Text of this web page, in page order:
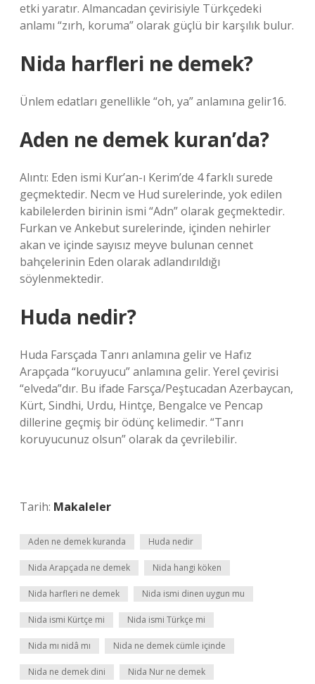
etki yaratır. Almancadan çevirisiyle Türkçedeki
anlamı “zırh, koruma” olarak güçlü bir karşılık bulur.
Nida harfleri ne demek?
Ünlem edatları genellikle “oh, ya” anlamına gelir16.
Aden ne demek kuran’da?
Alıntı: Eden ismi Kur’an-ı Kerim’de 4 farklı surede
geçmektedir. Necm ve Hud surelerinde, yok edilen
kabilelerden birinin ismi “Adn” olarak geçmektedir.
Furkan ve Ankebut surelerinde, içinden nehirler
akan ve içinde sayısız meyve bulunan cennet
bahçelerinin Eden olarak adlandırıldığı
söylenmektedir.
Huda nedir?
Huda Farsçada Tanrı anlamına gelir ve Hafız
Arapçada “koruyucu” anlamına gelir. Yerel çevirisi
“elveda”dır. Bu ifade Farsça/Peştucadan Azerbaycan,
Kürt, Sindhi, Urdu, Hintçe, Bengalce ve Pencap
dillerine geçmiş bir ödünç kelimedir. “Tanrı
koruyucunuz olsun” olarak da çevrilebilir.
Tarih: Makaleler
Aden ne demek kuranda Huda nedir
Nida Arapçada ne demek Nida hangi köken
Nida harfleri ne demek Nida ismi dinen uygun mu
Nida ismi Kürtçe mi Nida ismi Türkçe mi
Nida mı nidâ mı Nida ne demek cümle içinde
Nida ne demek dini Nida Nur ne demek